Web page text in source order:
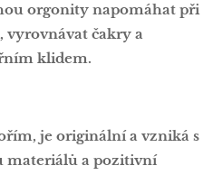
orgonity napomáhat při
vyrovnávat čakry a
klidem.
je originální a vzniká s
materiálů a pozitivní